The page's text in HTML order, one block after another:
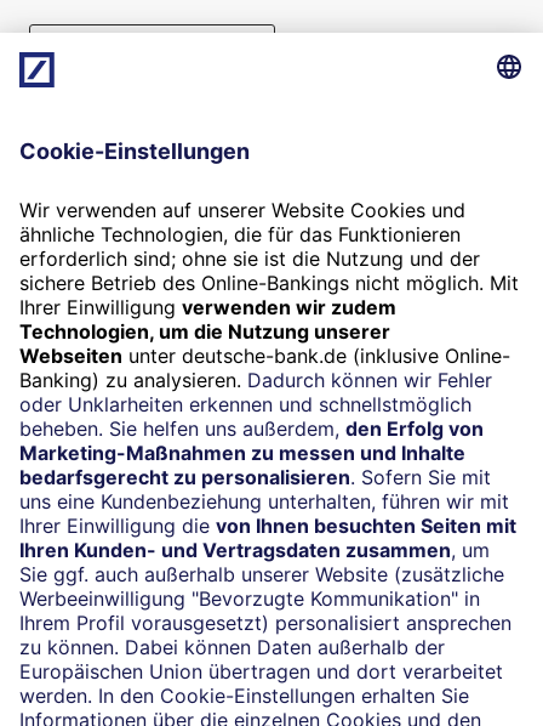
Folgen Sie uns
Widerruf
Vertrag widerrufen
Impressum
Konditionen und Preise
Rechtliche Hinweise
Datenschutz